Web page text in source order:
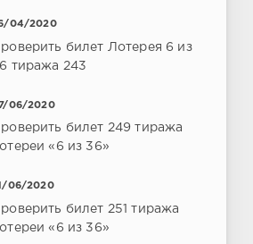
04/2020
билет Лотерея 6 из
тиража 243
06/2020
билет 249 тиража
«6 из 36»
06/2020
билет 251 тиража
«6 из 36»